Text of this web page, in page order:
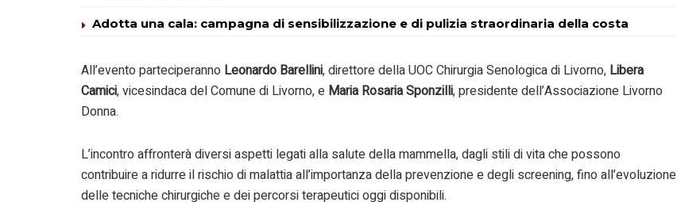
Adotta una cala: campagna di sensibilizzazione e di pulizia straordinaria della costa
All’evento parteciperanno Leonardo Barellini, direttore della UOC Chirurgia Senologica di Livorno, Libera
Camici, vicesindaca del Comune di Livorno, e Maria Rosaria Sponzilli, presidente dell’Associazione Livorno
Donna.
L’incontro affronterà diversi aspetti legati alla salute della mammella, dagli stili di vita che possono
contribuire a ridurre il rischio di malattia all’importanza della prevenzione e degli screening, fino all’evoluzione
delle tecniche chirurgiche e dei percorsi terapeutici oggi disponibili.